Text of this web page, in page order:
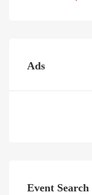
Ads
Event Search